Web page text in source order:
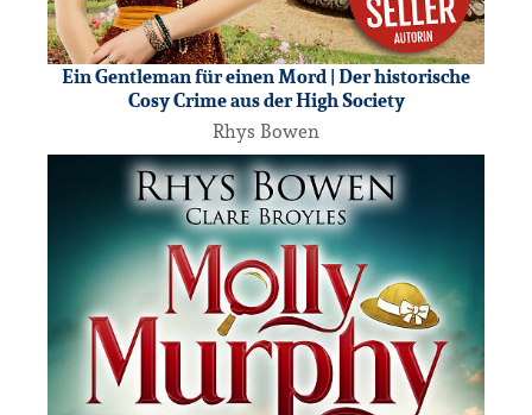
Ein Gentleman für einen Mord | Der historische
Cosy Crime aus der High Society
Rhys Bowen